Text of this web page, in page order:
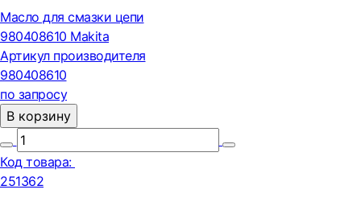
Масло для смазки цепи
980408610 Makita
Артикул производителя
980408610
по запросу
В корзину
Код товара:
251362